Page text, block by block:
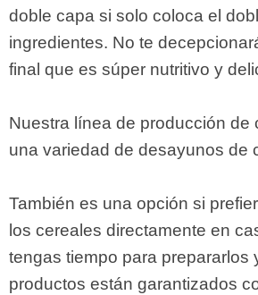
doble capa si solo coloca el
ingredientes. No te
final que es súper nutritivo y
Nuestra línea de producción de
una variedad de desayunos de
También es una opción si
los cereales directamente en
tengas tiempo para prepararlos
productos están garantizados